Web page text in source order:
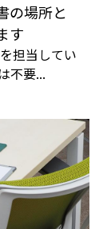
の場所と
す
担当してい
不要...